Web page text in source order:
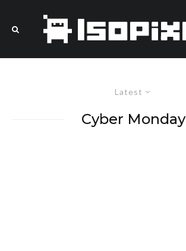
Latest
Cyber Monday